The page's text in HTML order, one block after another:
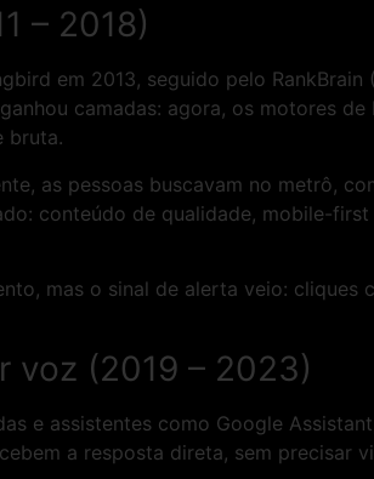
– 2018)
em 2013, seguido pelo
camadas: agora, os motores
bruta.
as pessoas buscavam no metrô,
conteúdo de qualidade, mobile-
mas o sinal de alerta veio:
voz (2019 – 2023)
e assistentes como Google
a resposta direta, sem precisar